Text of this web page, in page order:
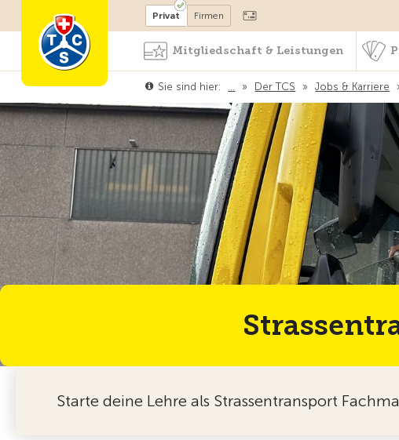
Mitglied werden
Privat Firmen
Mitgliedschaft & Leistungen
Sie sind hier: … » Der TCS » Jobs & Karriere
Starte deine Lehre als Strassentransport